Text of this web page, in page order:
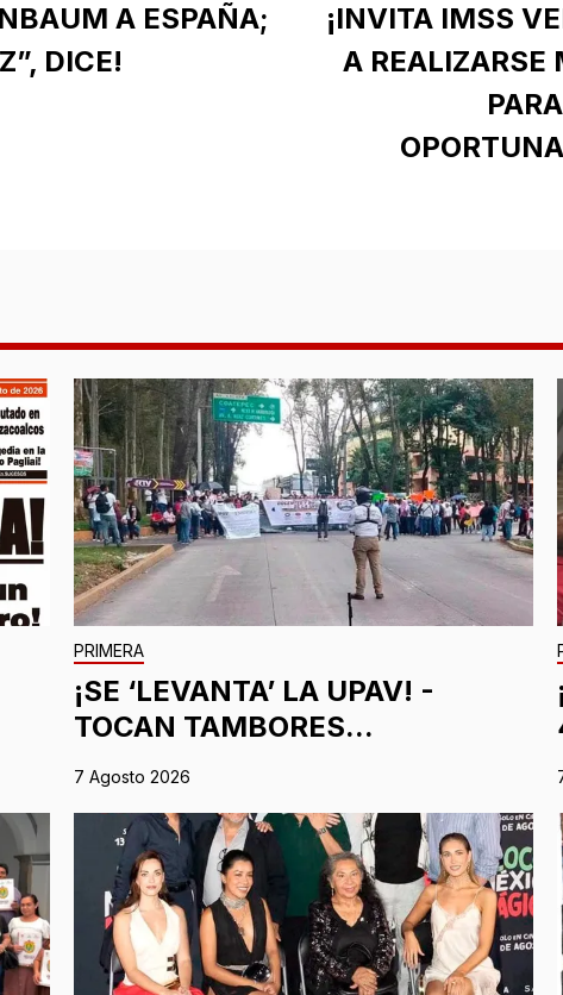
A ESPAÑA;
DICE!
¡INVITA IMSS
A REALIZARSE
PRIMERA
¡SE ‘LEVANTA’ LA UPAV! -
TOCAN TAMBORES...
7 Agosto 2026